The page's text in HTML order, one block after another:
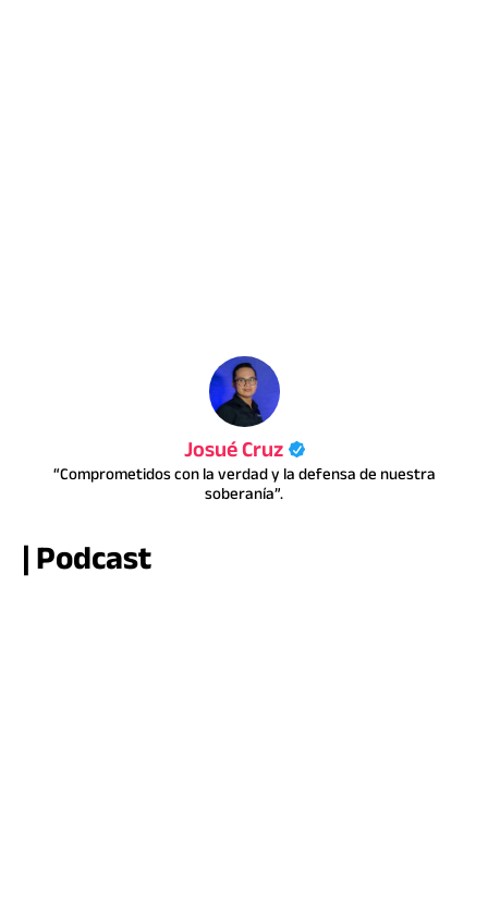
Josué Cruz
“Comprometidos con la verdad y la defensa de nuestra
soberanía”.
| Podcast